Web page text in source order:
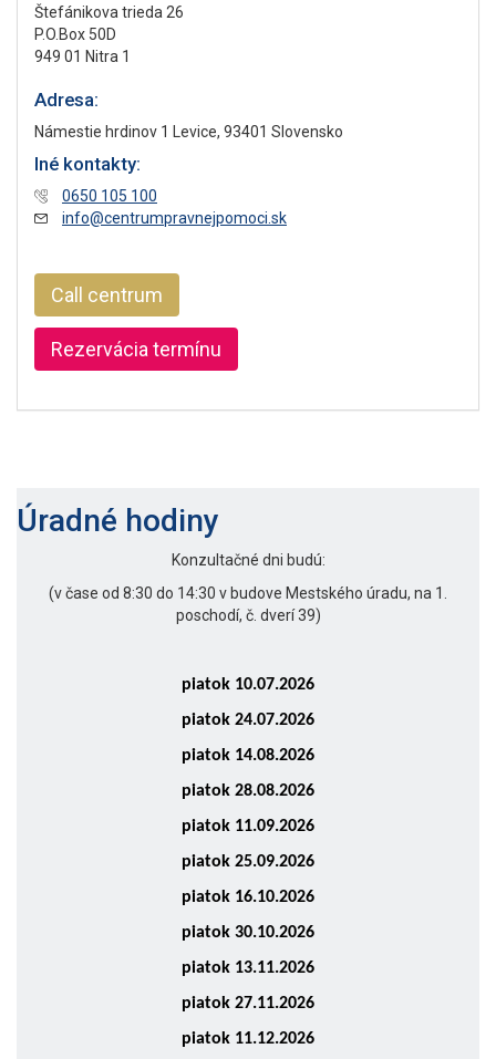
Štefánikova trieda 26
P.O.Box 50D
949 01 Nitra 1
Adresa:
Námestie hrdinov 1 Levice, 93401 Slovensko
Iné kontakty:
0650 105 100
info@centrumpravnejpomoci.sk
Call centrum
Rezervácia termínu
Úradné hodiny
Konzultačné dni budú:
(v čase od 8:30 do 14:30 v budove Mestského úradu, na 1.
poschodí, č. dverí 39)
piatok 10.07.2026
piatok 24.07.2026
piatok 14.08.2026
piatok 28.08.2026
piatok 11.09.2026
piatok 25.09.2026
piatok 16.10.2026
piatok 30.10.2026
piatok 13.11.2026
piatok 27.11.2026
piatok 11.12.2026